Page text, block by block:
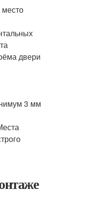
место
двери
3 мм